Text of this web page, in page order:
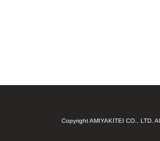
Copyright AMIYAKITEI CO., LTD.